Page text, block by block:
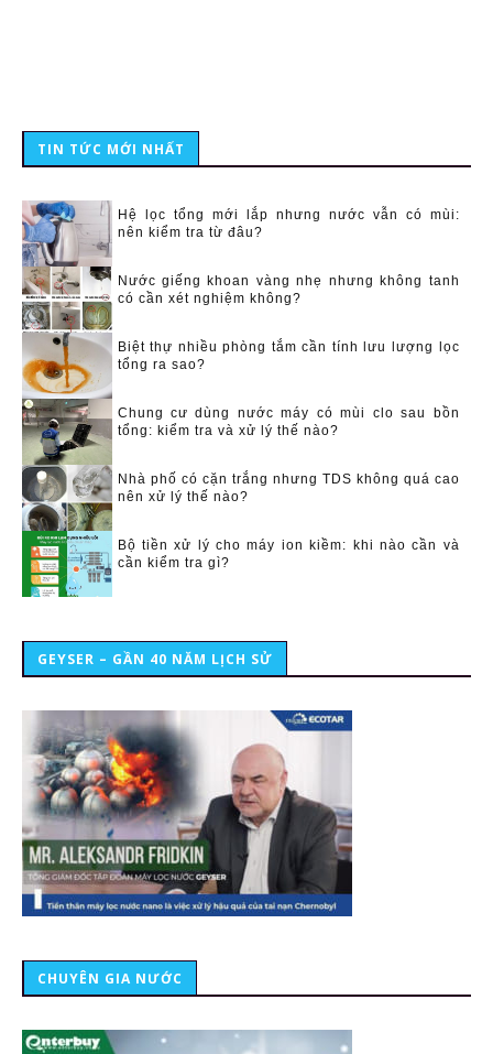
TIN TỨC MỚI NHẤT
Hệ lọc tổng mới lắp nhưng nước vẫn có mùi:
nên kiểm tra từ đâu?
Nước giếng khoan vàng nhẹ nhưng không tanh
có cần xét nghiệm không?
Biệt thự nhiều phòng tắm cần tính lưu lượng lọc
tổng ra sao?
Chung cư dùng nước máy có mùi clo sau bồn
tổng: kiểm tra và xử lý thế nào?
Nhà phố có cặn trắng nhưng TDS không quá cao
nên xử lý thế nào?
Bộ tiền xử lý cho máy ion kiềm: khi nào cần và
cần kiểm tra gì?
GEYSER – GẦN 40 NĂM LỊCH SỬ
CHUYÊN GIA NƯỚC